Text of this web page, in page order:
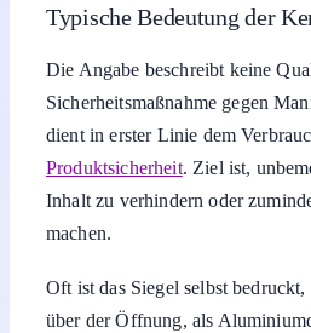
Typische Bedeutung der
Die Angabe beschreibt keine
Sicherheitsmaßnahme gegen
dient in erster Linie dem
Produktsicherheit. Ziel ist,
Inhalt zu verhindern oder
machen.
Oft ist das Siegel selbst
über der Öffnung, als